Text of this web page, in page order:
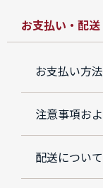
お支払い・配送
お支払い方
注意事項お
配送について